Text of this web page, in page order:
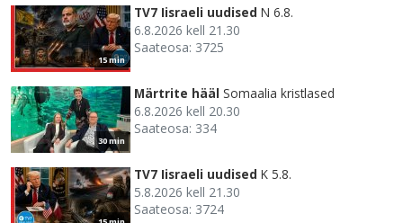
15 min
TV7 Iisraeli uudised N 6.8.
6.8.2026 kell 21.30
Saateosa: 3725
30 min
Märtrite hääl Somaalia kristlased
6.8.2026 kell 20.30
Saateosa: 334
TV7 Iisraeli uudised K 5.8.
5.8.2026 kell 21.30
Saateosa: 3724